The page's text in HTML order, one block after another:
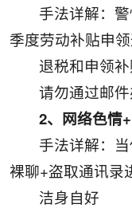
手法详解：
季度劳动补贴申
退税和申领
请勿通过邮
2、网络色情
手法详解：
裸聊+盗取通讯录
洁身自好